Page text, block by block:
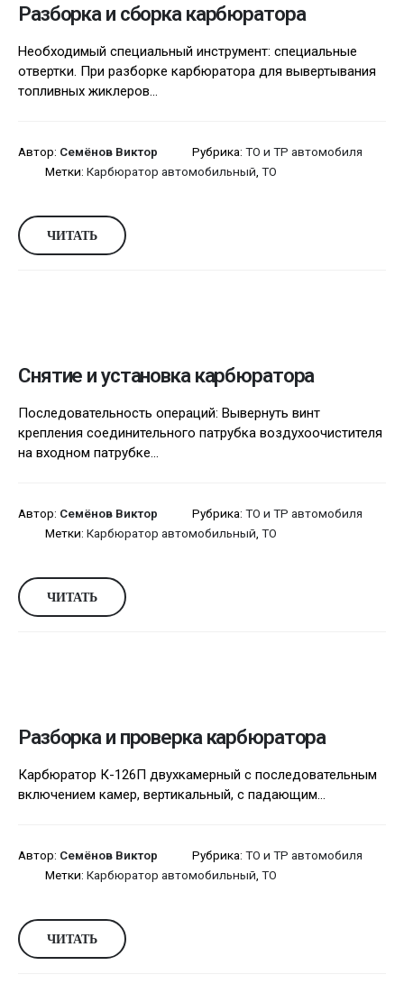
Разборка и сборка карбюратора
Необходимый специальный инструмент: специальные
отвертки. При разборке карбюратора для вывертывания
топливных жиклеров...
Автор: Семёнов Виктор Рубрика: ТО и ТР автомобиля
Метки: Карбюратор автомобильный ТО
ЧИТАТЬ
Снятие и установка карбюратора
Последовательность операций: Вывернуть винт
крепления соединительного патрубка воздухоочистителя
на входном патрубке...
Автор: Семёнов Виктор Рубрика: ТО и ТР автомобиля
Метки: Карбюратор автомобильный ТО
ЧИТАТЬ
Разборка и проверка карбюратора
Карбюратор К-126П двухкамерный с последовательным
включением камер, вертикальный, с падающим...
Автор: Семёнов Виктор Рубрика: ТО и ТР автомобиля
Метки: Карбюратор автомобильный ТО
ЧИТАТЬ